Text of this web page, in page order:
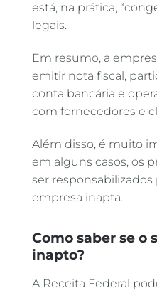
está, na prática,
legais.
Em resumo, a
emitir nota fiscal,
conta bancária e
com fornecedores e
Além disso, é muito
em alguns casos, os
ser responsabilizados
empresa inapta.
Como saber se o
inapto?
A Receita Federal